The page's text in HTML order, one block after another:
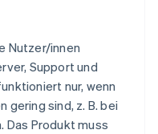
Nutzer/innen
Support und
nur, wenn
gering sind, z. B. bei
Das Produkt muss